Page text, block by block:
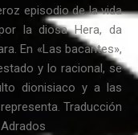
episodio de la vida
la diosa Hera, da
En «Las bacantes»,
y lo racional, se
dionisiaco y a las
Traducción